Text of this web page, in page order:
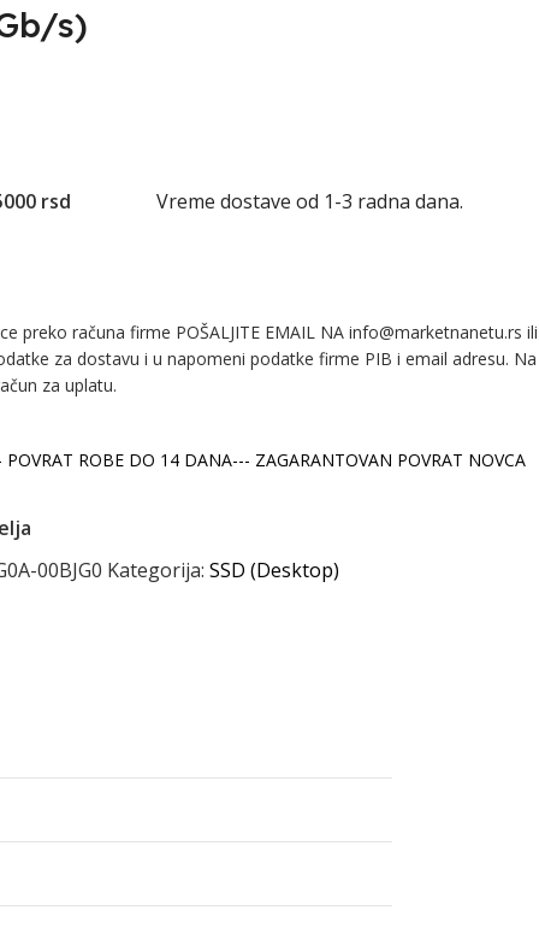
s)
rsd Vreme dostave od 1-3 radna dana.
preko računa firme POŠALJITE EMAIL NA info@marketnanetu.rs ili
za dostavu i u napomeni podatke firme PIB i email adresu. Na
za uplatu.
ROBE DO 14 DANA--- ZAGARANTOVAN POVRAT NOVCA
00BJG0 Kategorija: SSD (Desktop)